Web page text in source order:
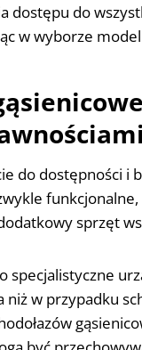
dostępu do
w wyborze
do dostępności i
sprzęt
specjalistyczne
niż w przypadku